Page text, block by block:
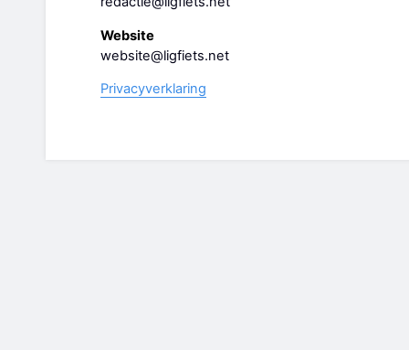
Website
website@ligfiets.net
Privacyverklaring